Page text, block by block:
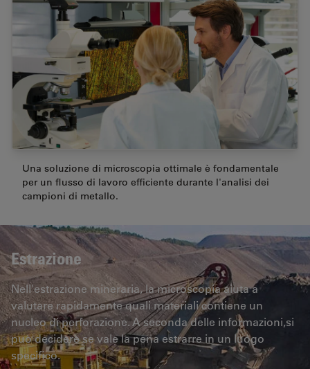
Una soluzione di microscopia ottimale è fondamentale
per un flusso di lavoro efficiente durante l'analisi dei
campioni di metallo.
Estrazione
Nell'estrazione mineraria, la microscopia aiuta a
valutare rapidamente quali materiali contiene un
nucleo di perforazione. A seconda delle informazioni,si
può decidere se vale la pena estrarre in un luogo
specifico.